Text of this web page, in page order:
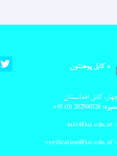
د کابل پوهنتون
کابل افغانستان
202500326
(0) 93+